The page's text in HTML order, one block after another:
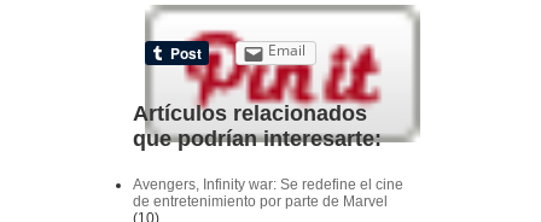
Email
Artículos relacionados
que podrían interesarte:
Avengers, Infinity war: Se redefine el cine
de entretenimiento por parte de Marvel
(10)